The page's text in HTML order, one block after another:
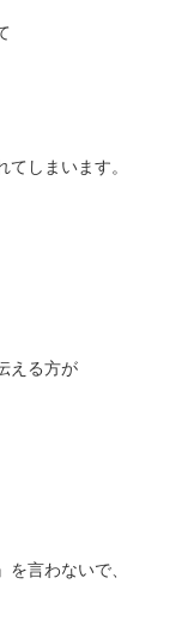
てしまいます。
える方が
言わないで、